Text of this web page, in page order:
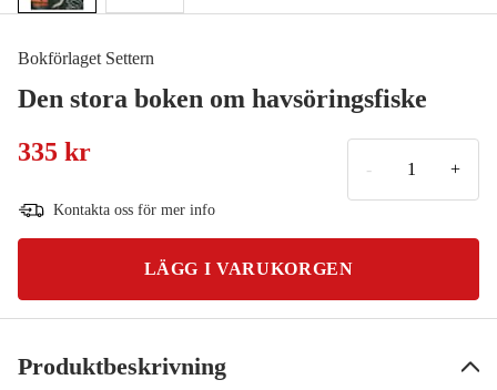
Bokförlaget Settern
Den stora boken om havsöringsfiske
335 kr
- +
Kontakta oss för mer info
LÄGG I VARUKORGEN
Produktbeskrivning